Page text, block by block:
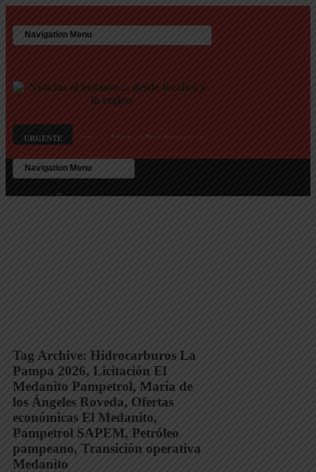
URGENTE
Juan Carlos Martínez Agosto se llena de juegos: el Mes de las Infancias se vive en
25 viviendas del IPAV Te ofrecen trabajo, pero es un engaño: así son las nuevas
Tag Archive: Hidrocarburos La
Pampa 2026, Licitación El
Medanito Pampetrol, María de
los Ángeles Roveda, Ofertas
económicas El Medanito,
Pampetrol SAPEM, Petróleo
pampeano, Transición operativa
Medanito